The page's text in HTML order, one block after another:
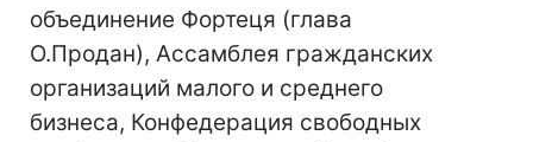
объединение Фортеця (глава
О.Продан), Ассамблея гражданских
организаций малого и среднего
бизнеса, Конфедерация свободных